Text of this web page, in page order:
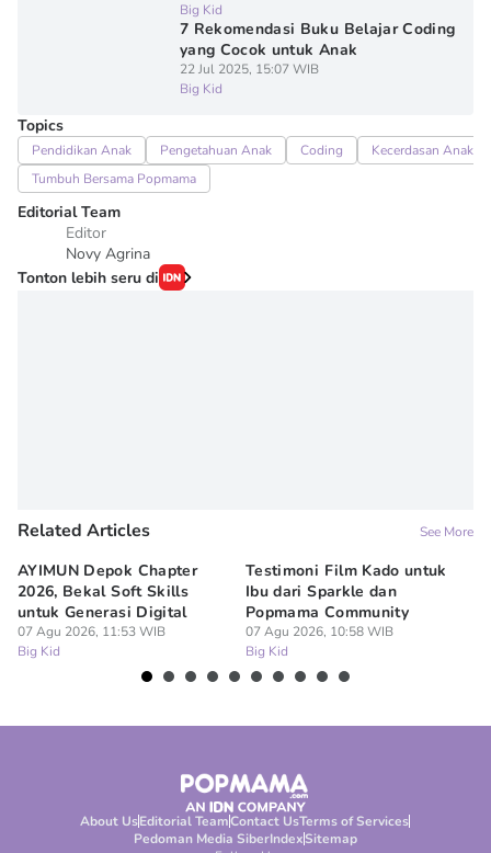
Big Kid
7 Rekomendasi Buku Belajar Coding
yang Cocok untuk Anak
22 Jul 2025, 15:07 WIB
Big Kid
Topics
Pendidikan Anak Pengetahuan Anak Coding
Kecerdasan Anak
Tumbuh Bersama Popmama
Editorial Team
Editor
Novy Agrina
Tonton lebih seru di
Related Articles See More
AYIMUN Depok Chapter
2026, Bekal Soft Skills
untuk Generasi Digital
07 Agu 2026, 11:53 WIB
Big Kid
Testimoni Film Kado untuk
Ibu dari Sparkle dan
Popmama Community
07 Agu 2026, 10:58 WIB
Big Kid
About UsEditorial TeamContact UsTerms of Services
Pedoman Media SiberIndexSitemap